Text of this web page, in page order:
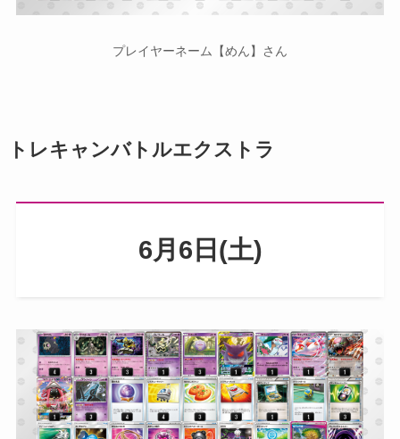
プレイヤーネーム【めん】さん
トレキャンバトルエクストラ
6月6日(土)